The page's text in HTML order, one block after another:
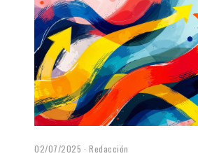
02/07/2025 Redacción